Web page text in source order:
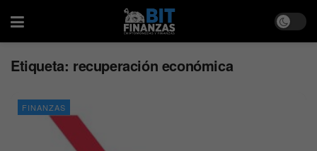
Etiqueta: recuperación económica
FINANZAS